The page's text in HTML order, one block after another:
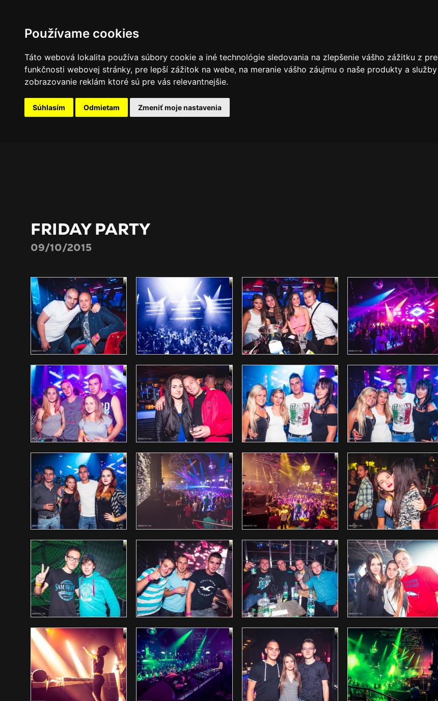
Používame cookies
Táto webová lokalita používa súbory cookie a iné technológie sledovania na zlepšenie vášho zážitku z
funkčnosti webovej stránky, pre lepší zážitok na webe, na meranie vášho záujmu o naše produkty a
zobrazovanie reklám ktoré sú pre vás relevantnejšie.
Súhlasím Odmietam Zmeniť moje nastavenia
FRIDAY PARTY
09/10/2015